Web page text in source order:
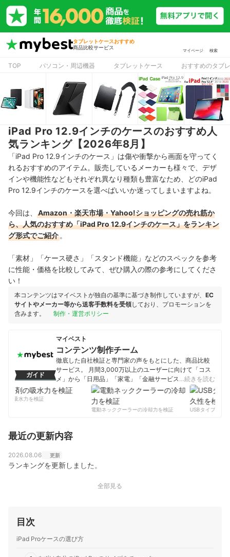
タブレットケースおすすめ
商品比較サービス
マイページ 検索
TOP パソコン・周辺機器 タブレットケース おすすめのタブ
iPad Pro 12.9インチのケースのおすすめ人
気ランキング【2026年8月】
「iPad Pro 12.9インチのケース」は傷や衝撃から画面を守ってく
れるおすすめのアイテム。販売しているメーカーも様々で、デザ
インや機能性などもそれぞれ異なり種類も豊富なため、どのiPad
Pro 12.9インチのケースを選べばいいか迷ってしまいますよね。
今回は、
Amazon・楽天市場・Yahoo!ショッピングの売れ筋か
ら、人気のおすすめ「iPad Pro 12.9インチのケース」をランキン
グ形式でご紹介 。
「素材」「ケース硬さ」「スタンド機能」などのスペックを参考
に性能・価格を比較してみて、ぜひ購入の際の参考にしてくださ
い！
本コンテンツはマイベストが独自の基準に基づき制作していますが、 EC
サイトやメーカー等から送客手数料を受領しており、プロモーションを
含みます。
制作・運営ポリシー
ガイド
マイベスト
コンテンツ制作チーム
徹底した自社検証と専門家の声をもとにした、商品比較
サービス。 月間3,000万以上のユーザーに向けて「コス
メ」から「日用品」「家電」「金融サービス」まで、ベ
ストな商品を選んでもらうために、毎日コンテンツを制
コンテンツ制作チームのプロフィール
…続きを読む
の吸水力を検証
電動ネッククーラーの冷却力を検証
USBタイプCケー
最近の更新内容
2026.08.06 更新
ランキングを更新しました。
全部見る
目次
iPad Proケースの選び方